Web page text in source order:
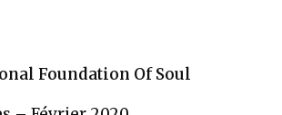
Foundation Of Soul